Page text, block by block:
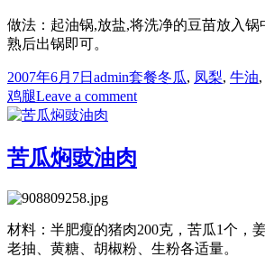
做法：起油锅,放盐,将洗净的豆苗放入锅
熟后出锅即可。
Posted
on
2007年6月7日 Author
adminCategories
套餐Tags
冬瓜, 凤梨, 牛油,
鸡腿Leave a commenton
列
苦瓜焖豉油肉
材料：半肥瘦的猪肉200克，苦瓜1个，
老抽、黄糖、胡椒粉、生粉各适量。